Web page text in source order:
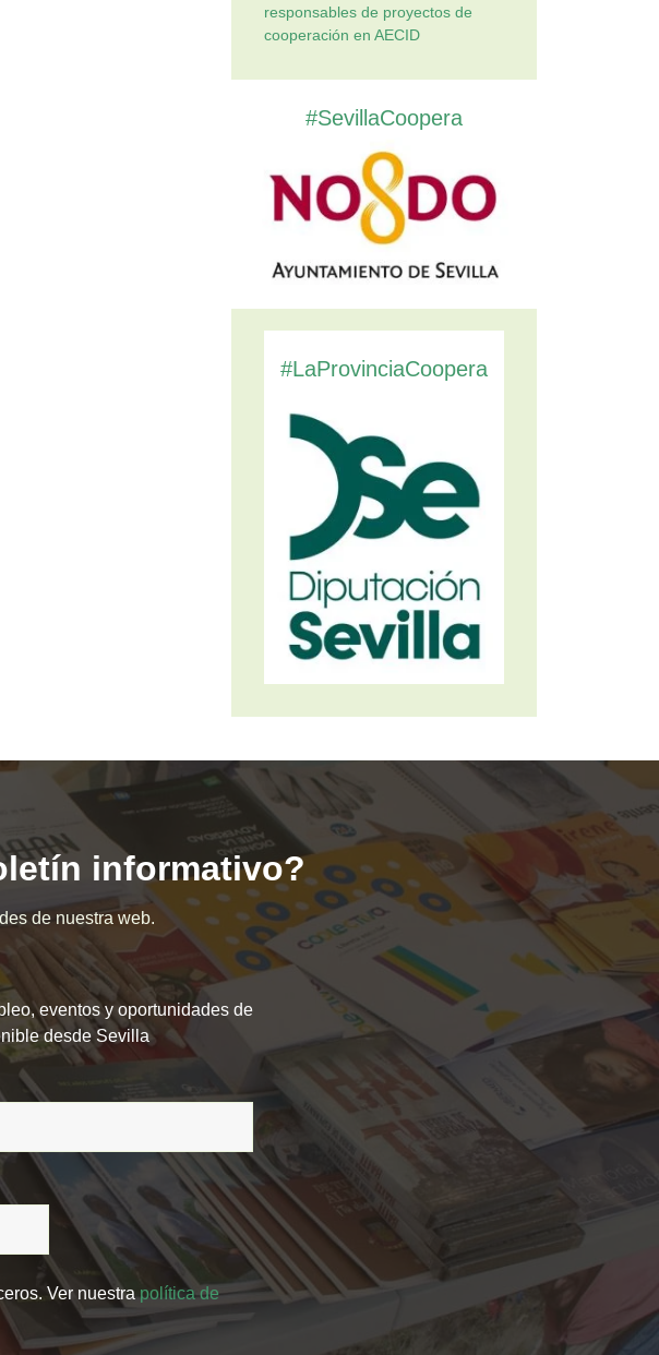
responsables de proyectos de
cooperación en AECID
#SevillaCoopera
#LaProvinciaCoopera
informativo?
de nuestra web.
eventos y oportunidades de
desde Sevilla
Ver nuestrapolítica de